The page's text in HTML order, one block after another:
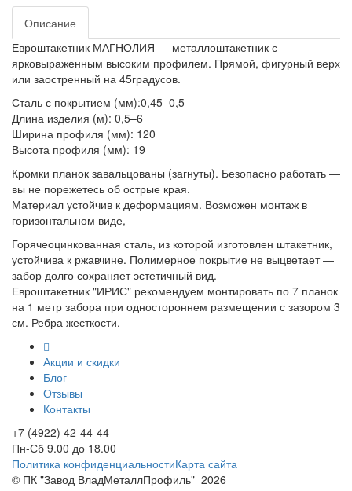
Описание
Евроштакетник МАГНОЛИЯ ― металлоштакетник с
ярковыраженным высоким профилем. Прямой, фигурный верх
или заостренный на 45градусов.
Сталь с покрытием (мм):0,45–0,5
Длина изделия (м): 0,5–6
Ширина профиля (мм): 120
Высота профиля (мм): 19
Кромки планок завальцованы (загнуты). Безопасно работать ―
вы не порежетесь об острые края.
Материал устойчив к деформациям. Возможен монтаж в
горизонтальном виде,
Горячеоцинкованная сталь, из которой изготовлен штакетник,
устойчива к ржавчине. Полимерное покрытие не выцветает ―
забор долго сохраняет эстетичный вид.
Евроштакетник "ИРИС" рекомендуем монтировать по 7 планок
на 1 метр забора при одностороннем размещении с зазором 3
см. Ребра жесткости.
Акции и скидки
Блог
Отзывы
Контакты
+7 (4922) 42-44-44
Пн-Сб 9.00 до 18.00
Политика конфиденциальностиКарта сайта
© ПК "Завод ВладМеталлПрофиль" 2026